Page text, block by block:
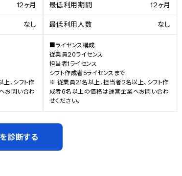
12ヶ月
なし
、シフト作
お問い合わ
最低利用期間 12ヶ月
最低利用人数 なし
■ライセンス構成
従業員20ライセンス
担当者1ライセンス
シフト作成者5ライセンスまで
※ 従業員21名以上、担当者2名以上、シフト作
成者6名以上の価格は運営企業へお問い合わ
せください。
診断する